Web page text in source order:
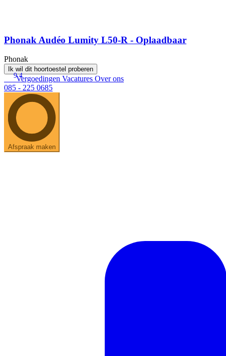
Phonak Audéo Lumity L50-R - Oplaadbaar
Phonak
Ik wil dit hoortoestel proberen
9.4
Vergoedingen Vacatures Over ons
085 - 225 0685
Afspraak maken